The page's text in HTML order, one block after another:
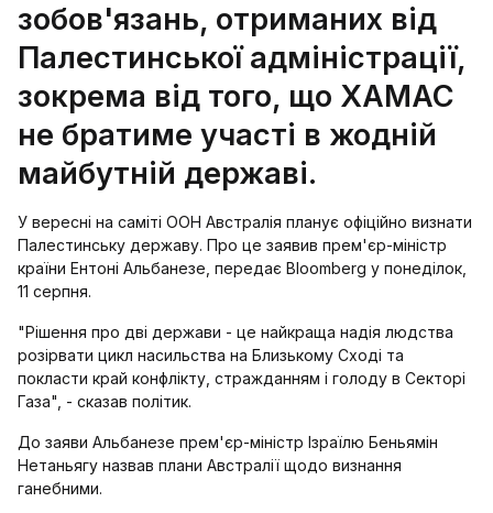
зобов'язань, отриманих від
Палестинської адміністрації,
зокрема від того, що ХАМАС
не братиме участі в жодній
майбутній державі.
У вересні на саміті ООН Австралія планує офіційно визнати
Палестинську державу. Про це заявив прем'єр-міністр
країни Ентоні Альбанезе, передає Bloomberg у понеділок,
11 серпня.
"Рішення про дві держави - це найкраща надія людства
розірвати цикл насильства на Близькому Сході та
покласти край конфлікту, стражданням і голоду в Секторі
Газа", - сказав політик.
До заяви Альбанезе прем'єр-міністр Ізраїлю Беньямін
Нетаньягу назвав плани Австралії щодо визнання
ганебними.